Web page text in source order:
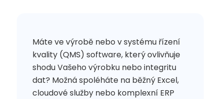
Máte ve výrobě nebo v systému řízení
kvality (QMS) software, který ovlivňuje
shodu Vašeho výrobku nebo integritu
dat? Možná spoléháte na běžný Excel,
cloudové služby nebo komplexní ERP